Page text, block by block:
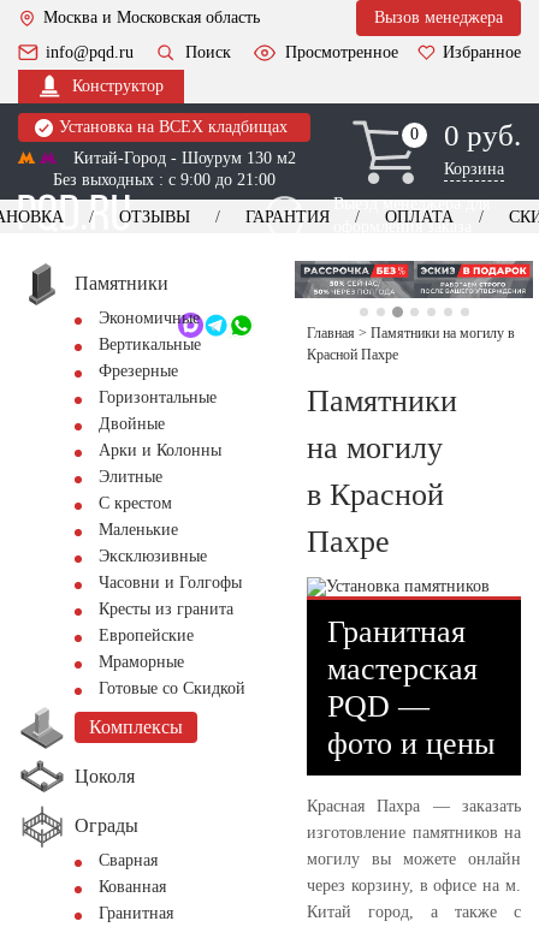
Москва и Московская область
Вызов менеджера
info@pqd.ru
Поиск Просмотренное
Избранное
Конструктор
Установка на ВСЕХ кладбищах
Китай-Город - Шоурум 130 м2
Без выходных : с 9:00 до 21:00
0
0 0 руб.
Корзина
Выезд менеджера для
оформления заказа
+7 (495) 518-44-23
Обратный звонок
ОТЗЫВЫ ГАРАНТИЯ ОПЛАТА
Памятники
Экономичные
Вертикальные
Фрезерные
Горизонтальные
Двойные
Арки и Колонны
Элитные
С крестом
Маленькие
Эксклюзивные
Часовни и Голгофы
Кресты из гранита
Европейские
Мраморные
Готовые со Скидкой
Комплексы
Цоколя
Ограды
Сварная
Кованная
Гранитная
Главная > Памятники на могилу в
Красной Пахре
Памятники
на могилу
в Красной
Пахре
Гранитная
мастерская
PQD —
фото и цены
Красная Пахра — заказать
изготовление памятников на
могилу вы можете онлайн
через корзину, в офисе на м.
Китай город, а также с